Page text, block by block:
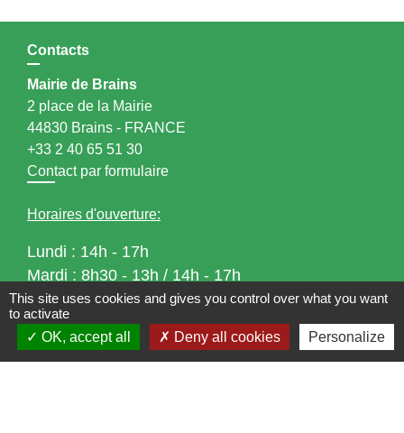
Contacts
Mairie de Brains
2 place de la Mairie
44830 Brains - FRANCE
+33 2 40 65 51 30
Contact par formulaire
Horaires d'ouverture:
Lundi : 14h - 17h
Mardi : 8h30 - 13h / 14h - 17h
Mercredi : 8h30 - 13h
Jeudi : 8h30 - 13h
Vendredi : 8h30 - 13h / 14h - 17h
This site uses cookies and gives you control over what you want
to activate
OK, accept all
Deny all cookies Personalize